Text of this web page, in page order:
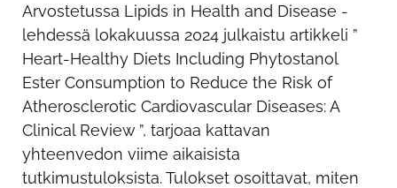
Arvostetussa Lipids in Health and Disease -
lehdessä lokakuussa 2024 julkaistu artikkeli ”
Heart-Healthy Diets Including Phytostanol
Ester Consumption to Reduce the Risk of
Atherosclerotic Cardiovascular Diseases: A
Clinical Review ”, tarjoaa kattavan
yhteenvedon viime aikaisista
tutkimustuloksista. Tulokset osoittavat, miten